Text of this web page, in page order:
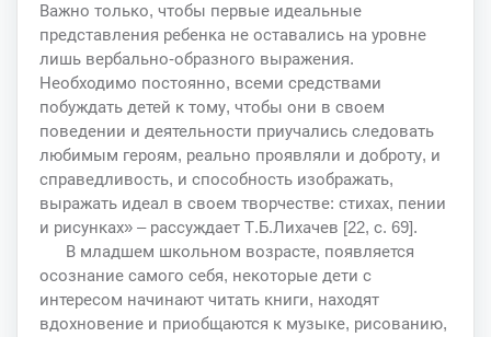
Важно только, чтобы первые идеальные
представления ребенка не оставались на уровне
лишь вербально-образного выражения.
Необходимо постоянно, всеми средствами
побуждать детей к тому, чтобы они в своем
поведении и деятельности приучались следовать
любимым героям, реально проявляли и доброту, и
справедливость, и способность изображать,
выражать идеал в своем творчестве: стихах, пении
и рисунках» – рассуждает Т.Б.Лихачев [22, с. 69].
В младшем школьном возрасте, появляется
осознание самого себя, некоторые дети с
интересом начинают читать книги, находят
вдохновение и приобщаются к музыке, рисованию,